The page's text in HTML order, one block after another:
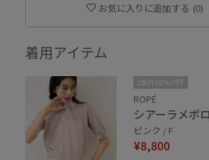
お気に入りに追加する (0)
着用アイテム
2BUY10%OFF
ROPÉ
シアーラメポ
ピンク / F
¥8,800